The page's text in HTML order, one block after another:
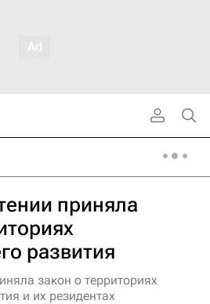
приняла
развития
закон о территориях
и их резидентах